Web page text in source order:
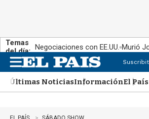
Temas
del día: Negociaciones con EE.UU. Murió
n
uÚltimas NoticiasInformaciónEl País